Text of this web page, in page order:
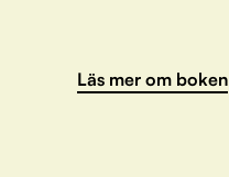
Läs mer om boken